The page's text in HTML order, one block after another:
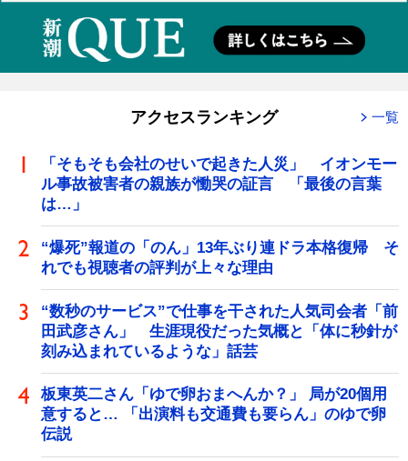
アクセスランキング 一覧
「そもそも会社のせいで起きた人災」 イオンモー
ル事故被害者の親族が慟哭の証言 「最後の言葉
は…」
“爆死”報道の「のん」13年ぶり連ドラ本格復帰 そ
れでも視聴者の評判が上々な理由
“数秒のサービス”で仕事を干された人気司会者「前
田武彦さん」 生涯現役だった気概と「体に秒針が
刻み込まれているような」話芸
板東英二さん「ゆで卵おまへんか？」 局が20個用
意すると… 「出演料も交通費も要らん」のゆで卵
伝説